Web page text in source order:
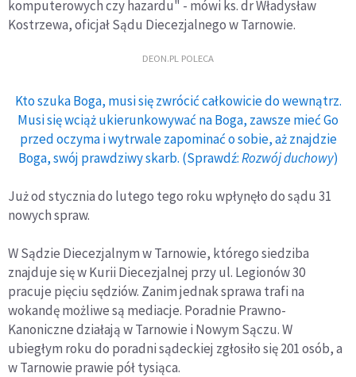
komputerowych czy hazardu" - mówi ks. dr Władysław
Kostrzewa, oficjał Sądu Diecezjalnego w Tarnowie.
DEON.PL POLECA
Kto szuka Boga, musi się zwrócić całkowicie do wewnątrz.
Musi się wciąż ukierunkowywać na Boga, zawsze mieć Go
przed oczyma i wytrwale zapominać o sobie, aż znajdzie
Boga, swój prawdziwy skarb. (Sprawdź:Rozwój duchowy)
Już od stycznia do lutego tego roku wpłynęło do sądu 31
nowych spraw.
W Sądzie Diecezjalnym w Tarnowie, którego siedziba
znajduje się w Kurii Diecezjalnej przy ul. Legionów 30
pracuje pięciu sędziów. Zanim jednak sprawa trafi na
wokandę możliwe są mediacje. Poradnie Prawno-
Kanoniczne działają w Tarnowie i Nowym Sączu. W
ubiegłym roku do poradni sądeckiej zgłosiło się 201 osób, a
w Tarnowie prawie pół tysiąca.